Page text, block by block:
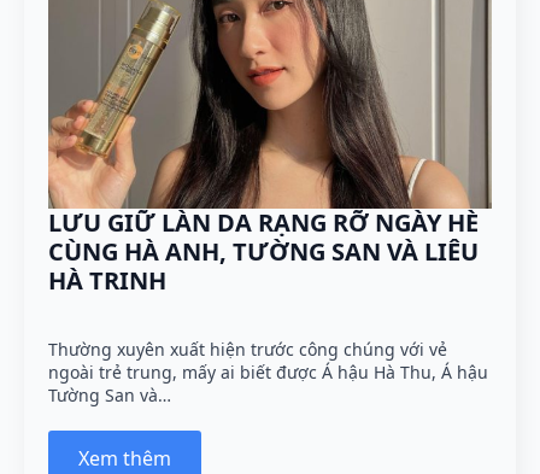
LƯU GIỮ LÀN DA RẠNG RỠ NGÀY HÈ
CÙNG HÀ ANH, TƯỜNG SAN VÀ LIÊU
HÀ TRINH
Thường xuyên xuất hiện trước công chúng với vẻ
ngoài trẻ trung, mấy ai biết được Á hậu Hà Thu, Á hậu
Tường San và…
Xem thêm